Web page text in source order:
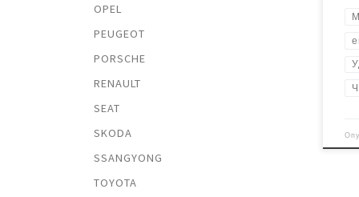
OPEL
PEUGEOT
PORSCHE
RENAULT
SEAT
SKODA
SSANGYONG
TOYOTA